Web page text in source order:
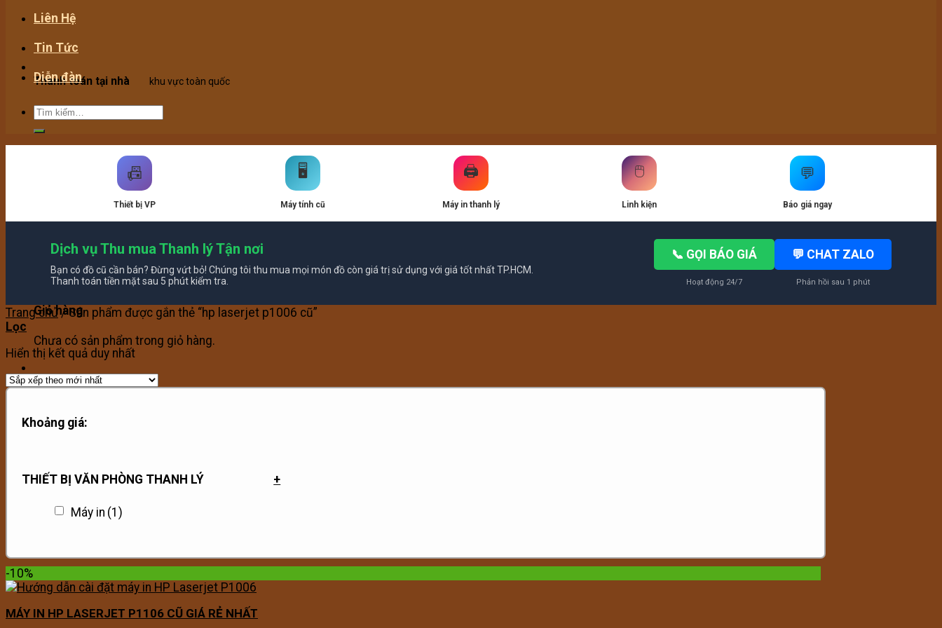
Thanh toán tại nhà khu vực toàn quốc
0907.02.99.68 tư vấn 24/7 miễn phí
Giao hàng toàn quốc ship COD tận nhà
Giỏ hàng /0₫
Giỏ hàng
Chưa có sản phẩm trong giỏ hàng.
Liên Hệ
Tin Tức
Diễn đàn
📠
Thiết bị VP
🖥️
Máy tính cũ
🖨️
Máy in thanh lý
🖱️
Linh kiện
💬
Báo giá ngay
Dịch vụ Thu mua Thanh lý Tận nơi
Bạn có đồ cũ cần bán? Đừng vứt bỏ! Chúng tôi thu mua mọi món đồ còn giá trị sử dụng với giá tốt nhất TP.HCM.
Thanh toán tiền mặt sau 5 phút kiểm tra.
📞 GỌI BÁO GIÁ
Hoạt động 24/7
💬 CHAT ZALO
Phản hồi sau 1 phút
Trang chủ /Sản phẩm được gắn thẻ “hp laserjet p1006 cũ”
Lọc
Hiển thị kết quả duy nhất
Khoảng giá:
THIẾT BỊ VĂN PHÒNG THANH LÝ +
Máy in (1)
-10%
MÁY IN HP LASERJET P1106 CŨ GIÁ RẺ NHẤT